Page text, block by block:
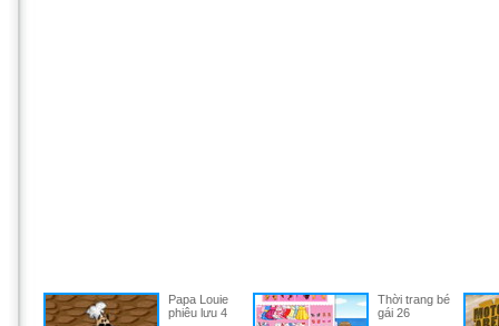
Papa Louie
phiêu lưu 4
Thời trang bé
gái 26